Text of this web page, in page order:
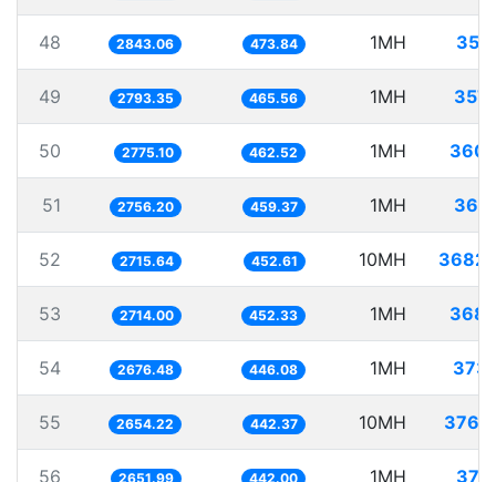
48 2843.06 473.84 1MH
49 2793.35 465.56 1MH
50 2775.10 462.52 1MH
51 2756.20 459.37 1MH
52 2715.64 452.61 10MH
53 2714.00 452.33 1MH
54 2676.48 446.08 1MH
55 2654.22 442.37 10MH
56 2651.99 442.00 1MH